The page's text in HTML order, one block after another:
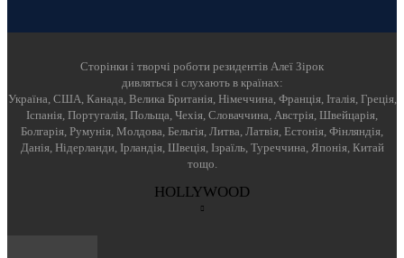
Cторінки і творчі роботи резидентів Алеї Зірок
дивляться і слухають в країнах:
Україна, США, Канада, Велика Британія, Німеччина, Франція, Італія, Греція,
Іспанія, Португалія, Польща, Чехія, Словаччина, Австрія, Швейцарія,
Болгарія, Румунія, Молдова, Бельгія, Литва, Латвія, Естонія, Фінляндія,
Данія, Нідерланди, Ірландія, Швеція, Ізраїль, Туреччина, Японія, Китай
тощо.
HOLLYWOOD